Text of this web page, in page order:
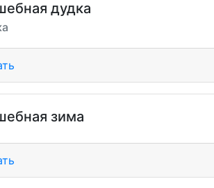
дудка
зима